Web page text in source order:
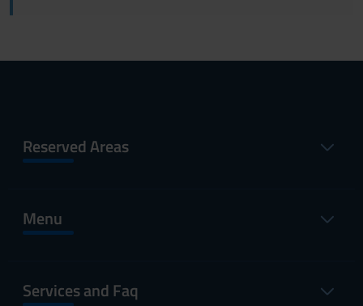
Reserved Areas
Menu
Services and Faq